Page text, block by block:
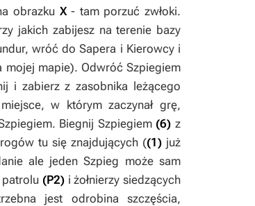
obrazku X- tam porzuć zwłoki.
jakich zabijesz na terenie bazy
wróć doSapera i Kierowcyi
mojej mapie). OdwróćSzpiegiem
i zabierz z zasobnika leżącego
w którym zaczynał grę,
. Biegnij Szpiegiem (6) z
tu się znajdujących ((1) już
ale jedenSzpieg może sam
(P2) i żołnierzy siedzących
jest odrobina szczęścia,